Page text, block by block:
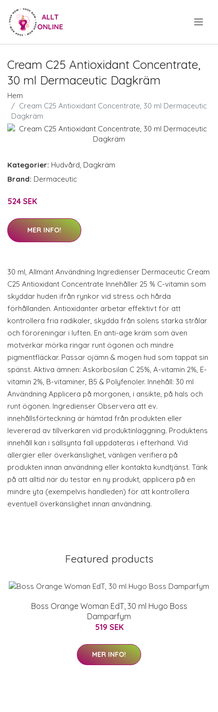
Cream C25 Antioxidant Concentrate,
30 ml Dermaceutic Dagkräm
Hem
Cream C25 Antioxidant Concentrate, 30 ml Dermaceutic
Dagkräm
Kategorier: Hudvård, Dagkräm
Brand: Dermaceutic
524 SEK
MER INFO!
30 ml, Allmänt Användning Ingredienser Dermaceutic Cream
C25 Antioxidant Concentrate Innehåller 25 % C-vitamin som
skyddar huden ifrån rynkor vid stress och hårda
förhållanden. Antioxidanter arbetar effektivt för att
kontrollera fria radikaler, skydda från solens starka strålar
och föroreningar i luften. En anti-age kräm som även
motverkar mörka ringar runt ögonen och mindre
pigmentfläckar. Passar ojämn & mogen hud som tappat sin
spänst. Aktiva ämnen: Askorbosilan C 25%, A-vitamin 2%, E-
vitamin 2%, B-vitaminer, B5 & Polyfenoler. Innehåll: 30 ml
Användning Applicera på morgonen, i ansikte, på hals och
runt ögonen. Ingredienser Observera att ev.
innehållsförteckning är hämtad från produkten eller
levererad av tillverkaren vid produktinläggning. Produktens
innehåll kan i sällsynta fall uppdateras i efterhand. Vid
allergier eller överkänslighet, vänligen verifiera på
produkten innan användning eller kontakta kundtjänst. Tänk
på att alltid när du testar en ny produkt, applicera på en
mindre yta (exempelvis handleden) för att kontrollera
eventuell överkänslighet innan användning.
Featured products
Boss Orange Woman EdT, 30 ml Hugo Boss
Damparfym
519 SEK
MER INFO!